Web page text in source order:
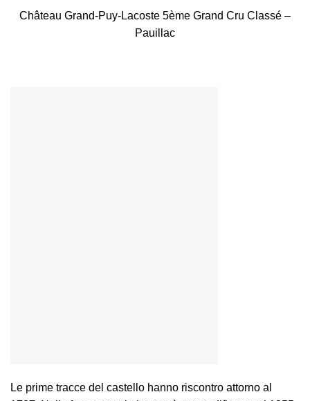
Château Grand-Puy-Lacoste 5ème Grand Cru Classé –
Pauillac
Le prime tracce del castello hanno riscontro attorno al